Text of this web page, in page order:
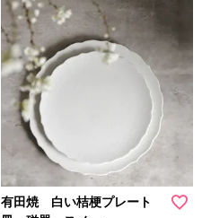
有田焼 白い桔梗プレート